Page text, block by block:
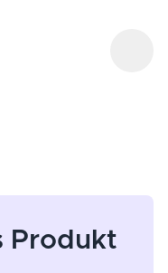
Produkt